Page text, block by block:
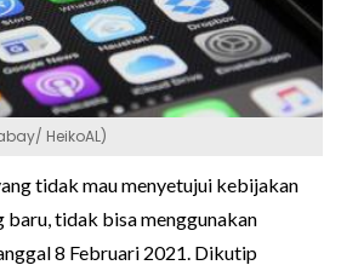
HeikoAL)
tidak mau menyetujui kebijakan
baru, tidak bisa menggunakan
8 Februari 2021. Dikutip